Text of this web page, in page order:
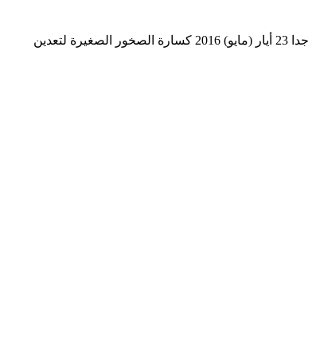
معدات المناجم الصغيرة بناء مطحنة لفة 2. مطحنة الكرة الصغيرة معدات التعدين. مطحنة الكرة الصغيرة للتعدين الكرة مطحنة سحق الذهب الخالص جدا 23 أيار (مايو) 2016 كسارة الصخور الصغيرة لتعدين